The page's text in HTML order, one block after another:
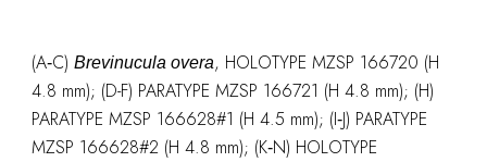
(A‑C) Brevinucula overa, HOLOTYPE MZSP 166720 (H
4.8 mm); (D-F) PARATYPE MZSP 166721 (H 4.8 mm); (H)
PARATYPE MZSP 166628#1 (H 4.5 mm); (I‑J) PARATYPE
MZSP 166628#2 (H 4.8 mm); (K‑N) HOLOTYPE